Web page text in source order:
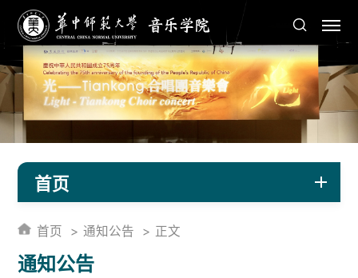
首页
通知公告
首页 通知公告 正文